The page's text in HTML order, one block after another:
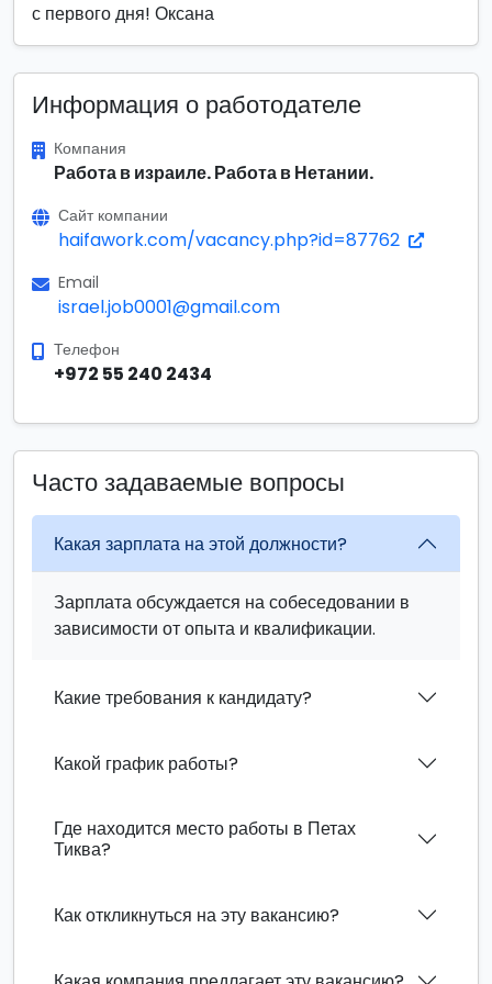
с первого дня! Оксана
Информация о работодателе
Компания
Работа в израиле. Работа в Нетании.
Сайт компании
haifawork.com/vacancy.php?id=87762
Email
israel.job0001@gmail.com
Телефон
+972 55 240 2434
Часто задаваемые вопросы
Какая зарплата на этой должности?
Зарплата обсуждается на собеседовании в
зависимости от опыта и квалификации.
Какие требования к кандидату?
Какой график работы?
Где находится место работы в Петах
Тиква?
Как откликнуться на эту вакансию?